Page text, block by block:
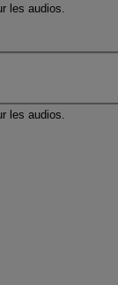
les audios.
les audios.